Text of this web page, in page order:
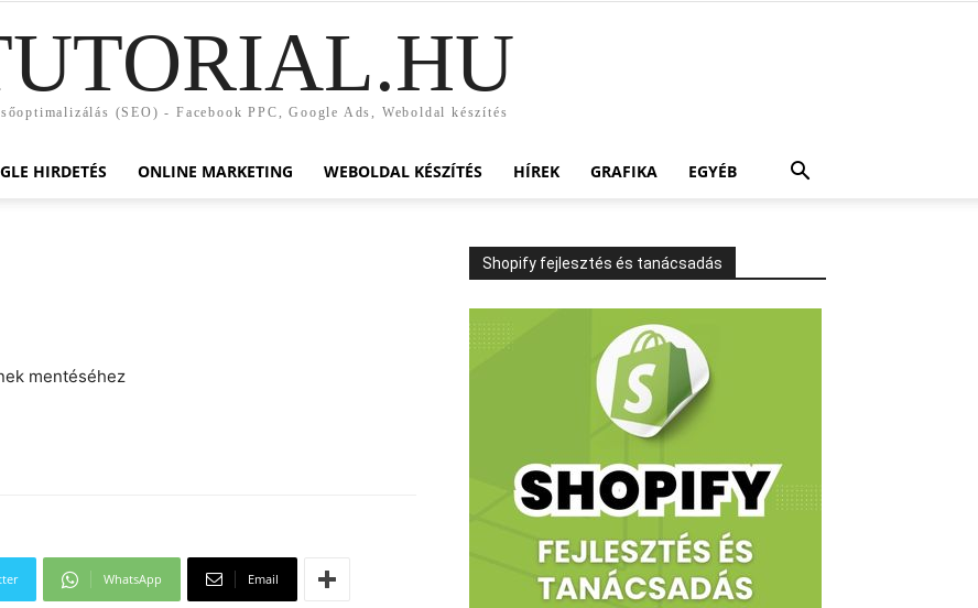
(SEO) - Facebook PPC, Google Ads, Weboldal készítés
HIRDETÉS ONLINE MARKETING WEBOLDAL KÉSZÍTÉS HÍREK GRAFIKA EGYÉB
mentéséhez
WhatsApp Email
Shopify fejlesztés és tanácsadás